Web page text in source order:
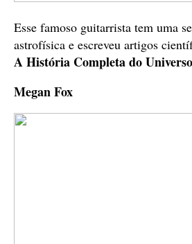
Esse famoso guitarrista tem uma
astrofísica e escreveu artigos
A História Completa do Universo
Megan Fox